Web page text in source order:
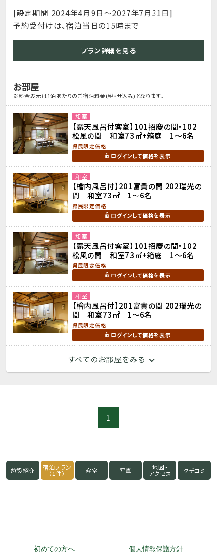
[設定期間 2024年4月9日～2027年7月31日]
予約受付けは、宿泊当日の15時まで
プラン詳細を見る
お部屋
※料金表示は1泊あたりのご宿泊料金(税・サ込み)となります。
和室
【露天風呂付客室】101招慶の間・102
松風の間 和室73㎡+箱庭 1～6名
県民限定価格
ログインして価格を表示
和室
【檜内風呂付】201富貴の間 202瑞光の
間 和室73㎡ 1～6名
県民限定価格
ログインして価格を表示
和室
【露天風呂付客室】101招慶の間・102
松風の間 和室73㎡+箱庭 1～6名
県民限定価格
ログインして価格を表示
和室
【檜内風呂付】201富貴の間 202瑞光の
間 和室73㎡ 1～6名
県民限定価格
ログインして価格を表示
すべてのお部屋をみる
1
施設紹介 宿泊プラン
（1件） 客室 写真 地図・
アクセス クチコミ
初めての方へ 個人情報保護方針